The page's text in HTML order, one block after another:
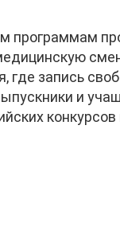
программам
где запись
и